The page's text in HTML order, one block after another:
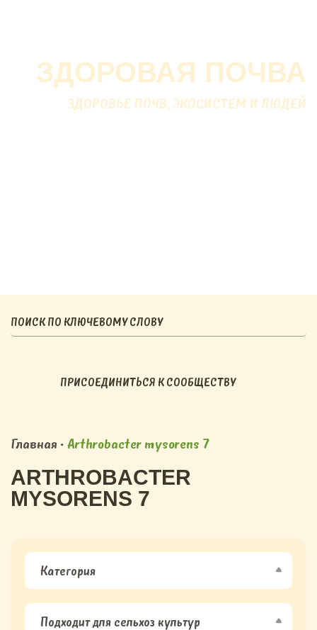
ЗДОРОВАЯ ПОЧВА
ЗДОРОВЬЕ ПОЧВ, ЭКОСИСТЕМ И ЛЮДЕЙ
ПРИСОЕДИНИТЬСЯ К СООБЩЕСТВУ
Главная • Arthrobacter mysorens 7
ARTHROBACTER
MYSORENS 7
Категория
Подходит для сельхоз культур